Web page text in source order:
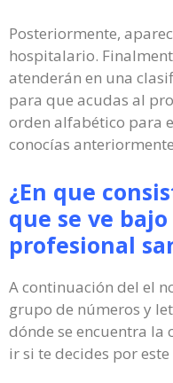
Posteriormente,
hospitalario.
atenderán en una
para que acudas al
orden alfabético para
conocías
¿En que
que se ve
profesional
A continuación del el
grupo de números y
dónde se encuentra
ir si te decides por